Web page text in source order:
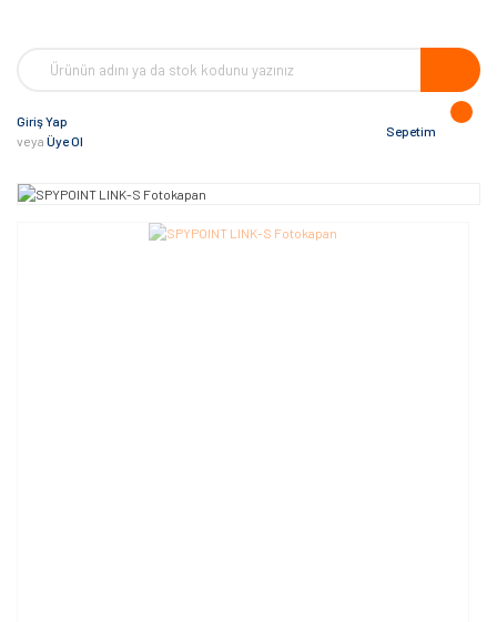
Giriş Yap
veya Üye Ol
Sepetim